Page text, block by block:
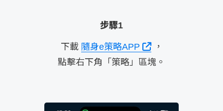
步驟1
下載 隨身e策略APP
，
點擊右下角「策略」區塊。